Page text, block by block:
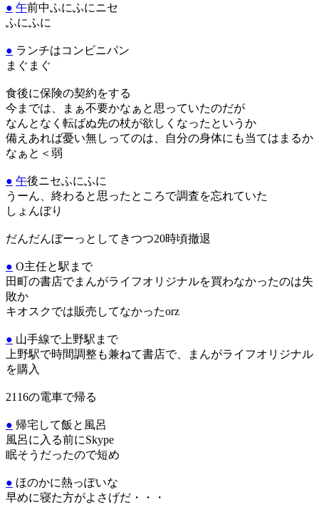
● 午前中ふにふにニセ
ふにふに
● ランチはコンビニパン
まぐまぐ
食後に保険の契約をする
今までは、まぁ不要かなぁと思っていたのだが
なんとなく転ばぬ先の杖が欲しくなったというか
備えあれば憂い無しってのは、自分の身体にも当てはまるか
なぁと＜弱
● 午後ニセふにふに
うーん、終わると思ったところで調査を忘れていた
しょんぼり
だんだんぼーっとしてきつつ20時頃撤退
● O主任と駅まで
田町の書店でまんがライフオリジナルを買わなかったのは失
敗か
キオスクでは販売してなかったorz
● 山手線で上野駅まで
上野駅で時間調整も兼ねて書店で、まんがライフオリジナル
を購入
2116の電車で帰る
● 帰宅して飯と風呂
風呂に入る前にSkype
眠そうだったので短め
● ほのかに熱っぽいな
早めに寝た方がよさげだ・・・